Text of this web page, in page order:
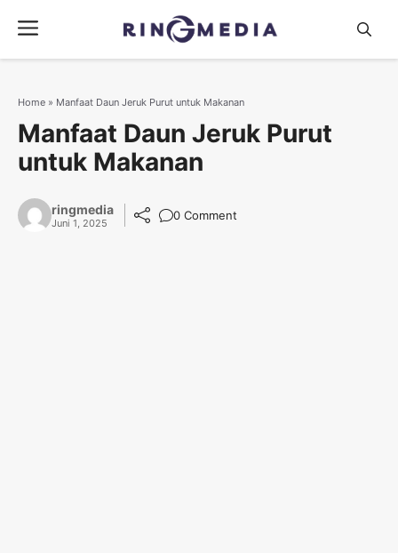
isi
Menu
Home » Manfaat Daun Jeruk Purut untuk Makanan
Manfaat Daun Jeruk Purut
untuk Makanan
ringmedia
Juni 1, 2025
0 Comment